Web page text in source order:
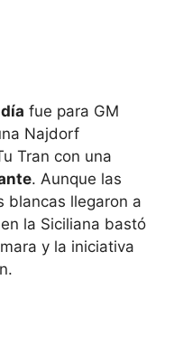
fue para GM
Najdorf
Tran con una
. Aunque las
blancas llegaron a
la Siciliana bastó
y la iniciativa